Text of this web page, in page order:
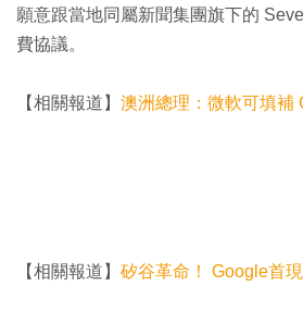
願意跟當地同屬新聞集團旗下的
費協議。
【相關報道】 澳洲總理：微軟可填補
【相關報道】 矽谷革命！ Google首